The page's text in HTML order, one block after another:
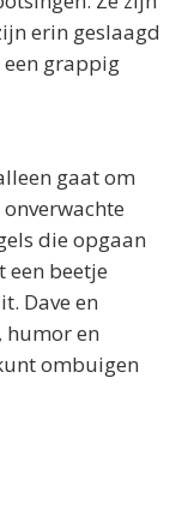
erin geslaagd
grappig
gaat om
die opgaan
een beetje
Dave en
humor en
ombuigen